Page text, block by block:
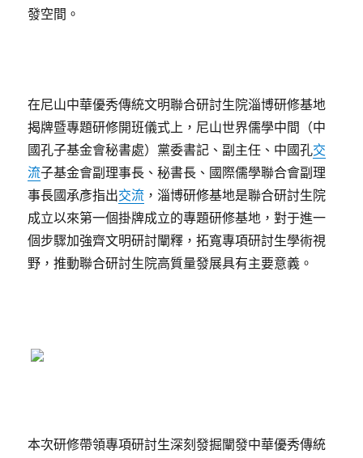
發空間。
在尼山中華優秀傳統文明聯合研討生院淄博研修基地
揭牌暨專題研修開班儀式上，尼山世界儒學中間（中
國孔子基金會秘書處）黨委書記、副主任、中國孔交
流子基金會副理事長、秘書長、國際儒學聯合會副理
事長國承彥指出交流 ，淄博研修基地是聯合研討生院
成立以來第一個掛牌成立的專題研修基地，對于進一
個步驟加強齊文明研討闡釋，拓寬專項研討生學術視
野，推動聯合研討生院高質量發展具有主要意義。
本次研修帶領專項研討生深刻發掘闡發中華優秀傳統